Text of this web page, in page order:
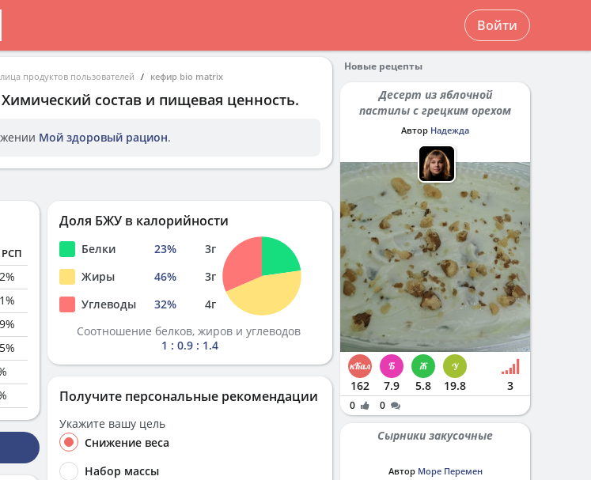
Войти
продуктов пользователей кефир bio matrix
состав и пищевая ценность.
Мой здоровый рацион.
РСП
%
%
%
%
Доля БЖУ в калорийности
Белки 23% 3г
Жиры
46% 3г
Углеводы
32% 4г
Соотношение белков, жиров и углеводов
1 : 0.9 : 1.4
Получите персональные рекомендации
Укажите вашу цель
Снижение веса
Набор массы
Новые рецепты
Десерт из яблочной
пастилы с грецким орехом
Автор Надежда
162 7.9 5.8 19.8 3
0 0
Сырники закусочные
Автор Море Перемен